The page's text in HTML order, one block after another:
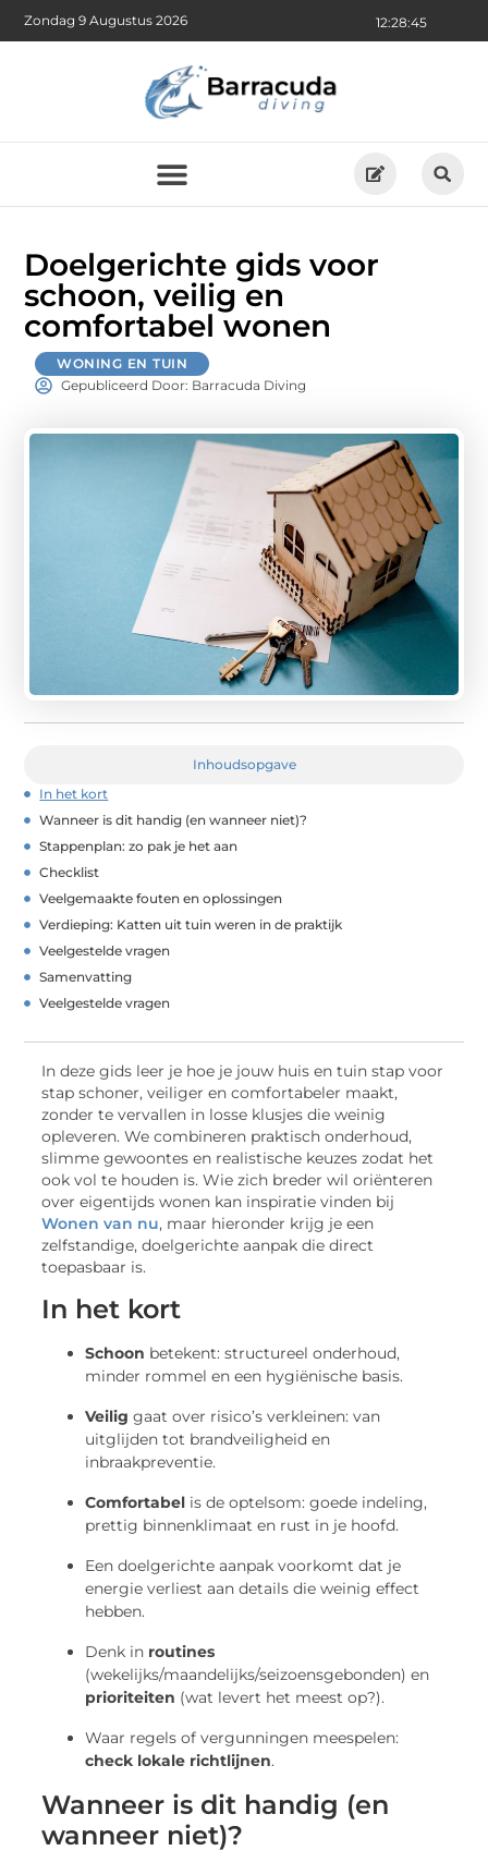
12:28:47
Zondag 9 Augustus 2026
Doelgerichte gids voor
schoon, veilig en
comfortabel wonen
WONING EN TUIN
Gepubliceerd Door: Barracuda Diving
Inhoudsopgave
In het kort
Wanneer is dit handig (en wanneer niet)?
Stappenplan: zo pak je het aan
Checklist
Veelgemaakte fouten en oplossingen
Verdieping: Katten uit tuin weren in de praktijk
Veelgestelde vragen
Samenvatting
Veelgestelde vragen
In deze gids leer je hoe je jouw huis en tuin stap voor
stap schoner, veiliger en comfortabeler maakt,
zonder te vervallen in losse klusjes die weinig
opleveren. We combineren praktisch onderhoud,
slimme gewoontes en realistische keuzes zodat het
ook vol te houden is. Wie zich breder wil oriënteren
over eigentijds wonen kan inspiratie vinden bij
Wonen van nu, maar hieronder krijg je een
zelfstandige, doelgerichte aanpak die direct
toepasbaar is.
In het kort
Schoon betekent: structureel onderhoud,
minder rommel en een hygiënische basis.
Veilig gaat over risico’s verkleinen: van
uitglijden tot brandveiligheid en
inbraakpreventie.
Comfortabel is de optelsom: goede indeling,
prettig binnenklimaat en rust in je hoofd.
Een doelgerichte aanpak voorkomt dat je
energie verliest aan details die weinig effect
hebben.
Denk in routines
(wekelijks/maandelijks/seizoensgebonden) en
prioriteiten (wat levert het meest op?).
Waar regels of vergunningen meespelen:
check lokale richtlijnen.
Wanneer is dit handig (en
wanneer niet)?